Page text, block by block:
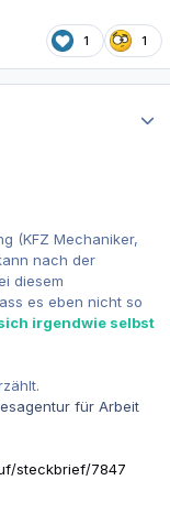
1 1
(KFZ Mechaniker,
nach der
diesem
es eben nicht so
irgendwie selbst
für Arbeit
steckbrief/7847